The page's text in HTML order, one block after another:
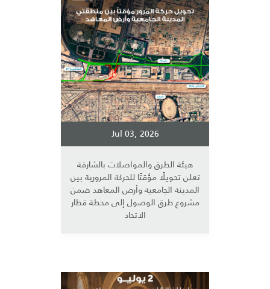
Jul 03, 2026
هيئة الطرق والمواصلات بالشارقة
تعلن تحويلًا مؤقتًا للحركة المرورية بين
المدينة الجامعية وأرض المعاهد ضمن
مشروع طرق الوصول إلى محطة قطار
الاتحاد